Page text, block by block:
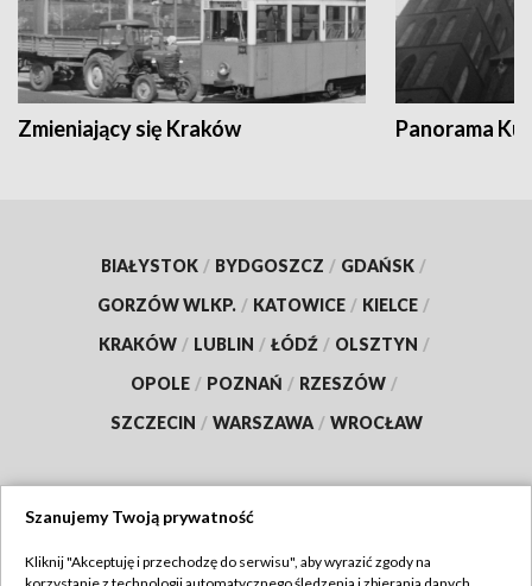
Zmieniający się Kraków Panorama
BIAŁYSTOK / BYDGOSZCZ / GDAŃSK /
GORZÓW WLKP. / KATOWICE / KIELCE /
KRAKÓW / LUBLIN / ŁÓDŹ / OLSZTYN /
OPOLE / POZNAŃ / RZESZÓW /
SZCZECIN / WARSZAWA / WROCŁAW
Szanujemy Twoją prywatność
Kliknij "Akceptuję i przechodzę do serwisu", aby wyrazić zgody na